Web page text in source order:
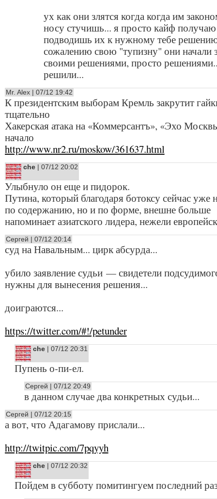
ух как они злятся когда когда им
носу стучишь... я просто кайф
подводишь их к нужному тебе
сожалению свою "тупизну" они начали
своими решениями, просто
решили...
Mr. Alex | 07/12 19:42
К президентским выборам Кремль закрутит
тщательно
Хакерская атака на «Коммерсантъ», «Эхо
начало
http://www.nr2.ru/moskow/361637.html
che| 07/12 20:02
Улыбнуло он еще и пидорок.
Путина, который благодаря ботоксу сейчас уже
по содержанию, но и по форме, внешне больше
напоминает азиатского лидера, нежели
Сергей | 07/12 20:14
суд на Навальным... цирк абсурда...
убило заявление судьи — свидетели
нужны для вынесения решения...
доиграются...
https://twitter.com/#!/petunder
che| 07/12 20:31
Пупень о-пи-ел.
Сергей | 07/12 20:49
в данном случае два конкретных судьи...
Сергей | 07/12 20:15
а вот, что Адагамову прислали...
http://twitpic.com/7pqyyh
che| 07/12 20:32
Пойдем в субботу помитингуем последний